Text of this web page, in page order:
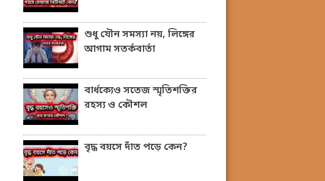
শুধু যৌন সমস্যা নয়, লিঙ্গের
আগাম সতর্কবার্তা
বার্ধক্যেও সতেজ স্মৃতিশক্তির
রহস্য ও কৌশল
বৃদ্ধ বয়সে দাঁত পড়ে কেন?